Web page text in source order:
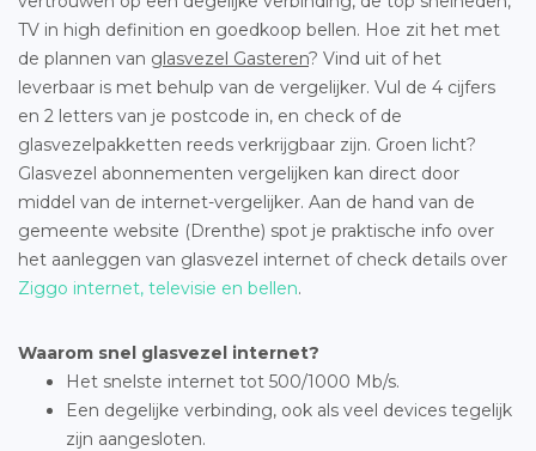
TV in high definition en goedkoop bellen. Hoe zit het met
de plannen van glasvezel Gasteren? Vind uit of het
leverbaar is met behulp van de vergelijker. Vul de 4 cijfers
en 2 letters van je postcode in, en check of de
glasvezelpakketten reeds verkrijgbaar zijn. Groen licht?
Glasvezel abonnementen vergelijken kan direct door
middel van de internet-vergelijker. Aan de hand van de
gemeente website (Drenthe) spot je praktische info over
het aanleggen van glasvezel internet of check details over
Ziggo internet, televisie en bellen.
Waarom snel glasvezel internet?
Het snelste internet tot 500/1000 Mb/s.
Een degelijke verbinding, ook als veel devices tegelijk
zijn aangesloten.